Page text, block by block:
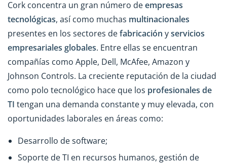
Cork concentra un gran número deempresas
tecnológicas, así como muchas multinacionales
presentes en los sectores defabricación yservicios
empresariales globales. Entre ellas se encuentran
compañías como Apple, Dell, McAfee, Amazon y
Johnson Controls. La creciente reputación de la ciudad
como polo tecnológico hace que los profesionales de
TI tengan una demanda constante y muy elevada, con
oportunidades laborales en áreas como:
Desarrollo de software;
Soporte de TI en recursos humanos, gestión de